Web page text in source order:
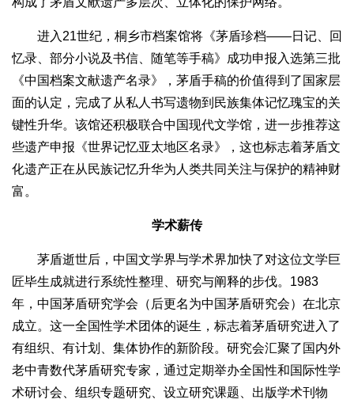
进入21世纪，桐乡市档案馆将《茅盾珍档——日记、回
忆录、部分小说及书信、随笔等手稿》成功申报入选第三批
《中国档案文献遗产名录》，茅盾手稿的价值得到了国家层
面的认定，完成了从私人书写遗物到民族集体记忆瑰宝的关
键性升华。该馆还积极联合中国现代文学馆，进一步推荐这
些遗产申报《世界记忆亚太地区名录》，这也标志着茅盾文
化遗产正在从民族记忆升华为人类共同关注与保护的精神财
富。
学术薪传
茅盾逝世后，中国文学界与学术界加快了对这位文学巨
匠毕生成就进行系统性整理、研究与阐释的步伐。1983
年，中国茅盾研究学会（后更名为中国茅盾研究会）在北京
成立。这一全国性学术团体的诞生，标志着茅盾研究进入了
有组织、有计划、集体协作的新阶段。研究会汇聚了国内外
老中青数代茅盾研究专家，通过定期举办全国性和国际性学
术研讨会、组织专题研究、设立研究课题、出版学术刊物